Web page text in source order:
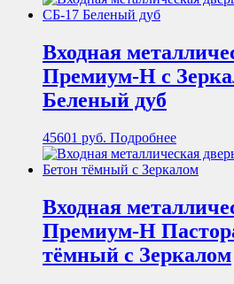
Входная
Премиум-Н с
Беленый дуб
45601 руб. Подробнее
Входная
Премиум-Н
тёмный с Зеркалом